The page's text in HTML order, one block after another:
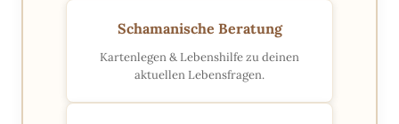
Schamanische Beratung
Kartenlegen & Lebenshilfe zu deinen
aktuellen Lebensfragen.